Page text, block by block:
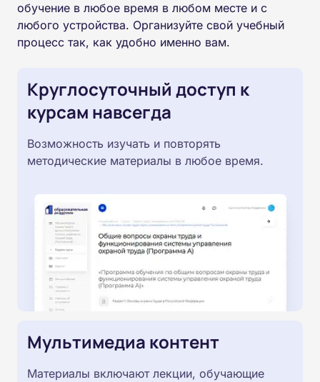
обучение в любое время в любом месте и с
любого устройства. Организуйте свой учебный
процесс так, как удобно именно вам.
Круглосуточный доступ к
курсам навсегда
Возможность изучать и повторять
методические материалы в любое время.
Мультимедиа контент
Материалы включают лекции, обучающие